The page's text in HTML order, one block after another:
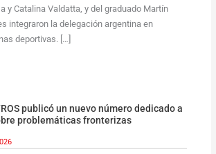
y Catalina Valdatta, y del graduado Martín
integraron la delegación argentina en
deportivas. […]
publicó un nuevo número dedicado a
problemáticas fronterizas